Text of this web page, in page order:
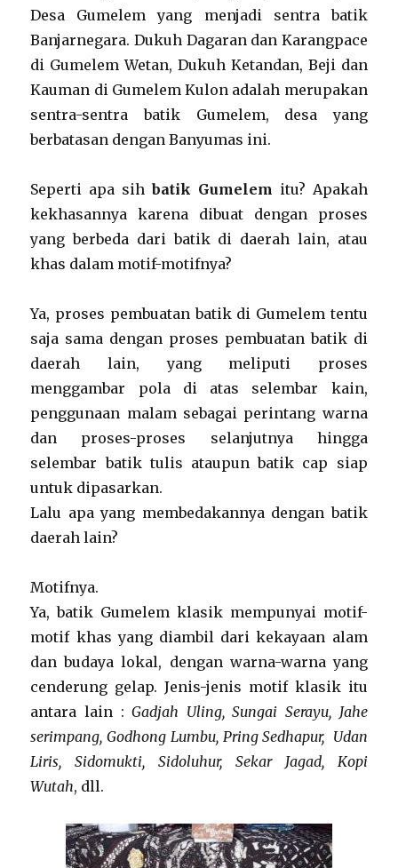
Desa Gumelem yang menjadi sentra batik
Banjarnegara. Dukuh Dagaran dan Karangpace
di Gumelem Wetan, Dukuh Ketandan, Beji dan
Kauman di Gumelem Kulon adalah merupakan
sentra-sentra batik Gumelem, desa yang
berbatasan dengan Banyumas ini.
Seperti apa sihbatik Gumelem itu? Apakah
kekhasannya karena dibuat dengan proses
yang berbeda dari batik di daerah lain, atau
khas dalam motif-motifnya?
Ya, proses pembuatan batik di Gumelem tentu
saja sama dengan proses pembuatan batik di
daerah lain, yang meliputi proses
menggambar pola di atas selembar kain,
penggunaan malam sebagai perintang warna
dan proses-proses selanjutnya hingga
selembar batik tulis ataupun batik cap siap
untuk dipasarkan.
Lalu apa yang membedakannya dengan batik
daerah lain?
Motifnya.
Ya, batik Gumelem klasik mempunyai motif-
motif khas yang diambil dari kekayaan alam
dan budaya lokal, dengan warna-warna yang
cenderung gelap. Jenis-jenis motif klasik itu
antara lain :Gadjah Uling, Sungai Serayu, Jahe
serimpang, Godhong Lumbu, Pring Sedhapur, Udan
Liris, Sidomukti, Sidoluhur, Sekar Jagad, Kopi
Wutah, dll.